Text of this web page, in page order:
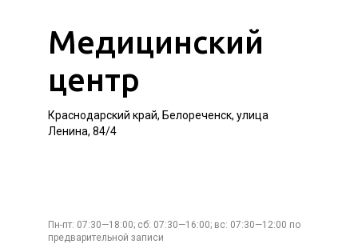
Медицинский
центр
Краснодарский край, Белореченск, улица
Ленина, 84/4
Пн-пт: 07:30—18:00; сб: 07:30—16:00; вс: 07:30—12:00 по
предварительной записи